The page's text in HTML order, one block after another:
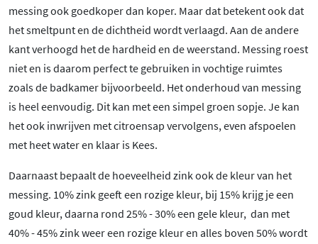
messing ook goedkoper dan koper. Maar dat betekent ook dat
het smeltpunt en de dichtheid wordt verlaagd. Aan de andere
kant verhoogd het de hardheid en de weerstand. Messing roest
niet en is daarom perfect te gebruiken in vochtige ruimtes
zoals de badkamer bijvoorbeeld. Het onderhoud van messing
is heel eenvoudig. Dit kan met een simpel groen sopje. Je kan
het ook inwrijven met citroensap vervolgens, even afspoelen
met heet water en klaar is Kees.
Daarnaast bepaalt de hoeveelheid zink ook de kleur van het
messing. 10% zink geeft een rozige kleur, bij 15% krijg je een
goud kleur, daarna rond 25% - 30% een gele kleur, dan met
40% - 45% zink weer een rozige kleur en alles boven 50% wordt